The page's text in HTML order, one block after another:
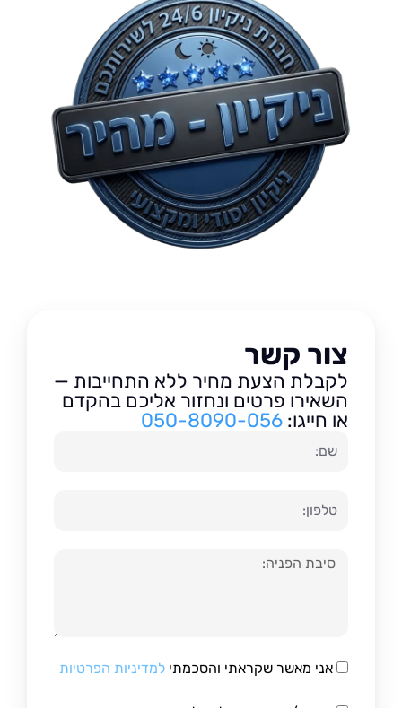
צור קשר
לקבלת הצעת מחיר ללא התחייבות —
השאירו פרטים ונחזור אליכם בהקדם
או חייגו:050-8090-056
אני מאשר שקראתי והסכמתילמדיניות הפרטיות